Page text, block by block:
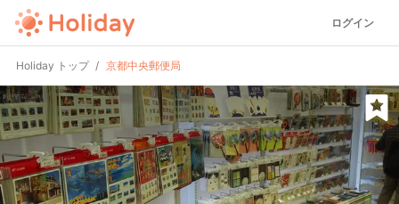
ログイン
Holiday トップ 京都中央郵便局